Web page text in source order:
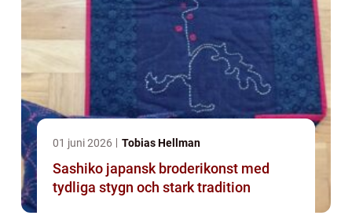
01 juni 2026 Tobias Hellman
Sashiko japansk broderikonst med
tydliga stygn och stark tradition